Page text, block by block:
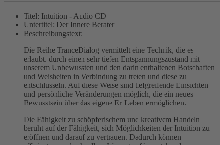
Titel: Intuition - Audio CD
Untertitel: Der Innere Berater
Beschreibungstext:
Die Reihe TranceDialog vermittelt eine Technik, die es
erlaubt, durch einen sehr tiefen Entspannungszustand mit
unserem Unbewussten und den darin enthaltenen Botschaften
und Weisheiten in Verbindung zu treten und diese zu
entschlüsseln. Auf diese Weise sind tiefgreifende Einsichten
und persönliche Veränderungen möglich, die ein neues
Bewusstsein über das eigene Er-Leben ermöglichen.
Die Fähigkeit zu schöpferischem und kreativem Handeln
beruht auf der Fähigkeit, sich Möglichkeiten der Intuition zu
eröffnen und darauf zu vertrauen. Dadurch können